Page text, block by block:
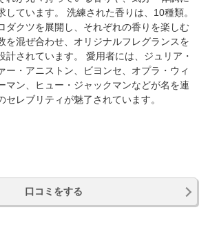
しています。 洗練された香りは、10種類。
ダクツを展開し、それぞれの香りを楽しむ
を混ぜ合わせ、オリジナルフレグランスを
計されています。 愛用者には、ジュリア・
ー・アニストン、ビヨンセ、オプラ・ウィ
マン、ヒュー・ジャックマンなどが名を連
セレブリティが魅了されています。
口コミをする